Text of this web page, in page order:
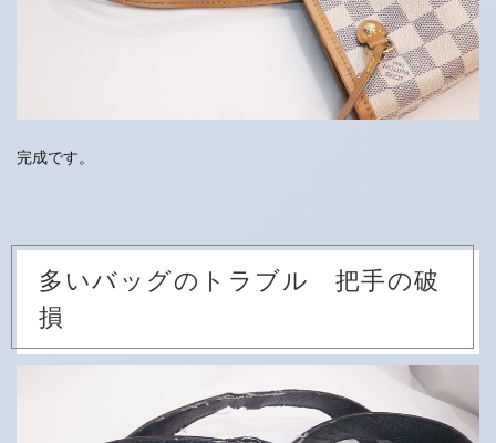
完成です。
多いバッグのトラブル 把手の破
損